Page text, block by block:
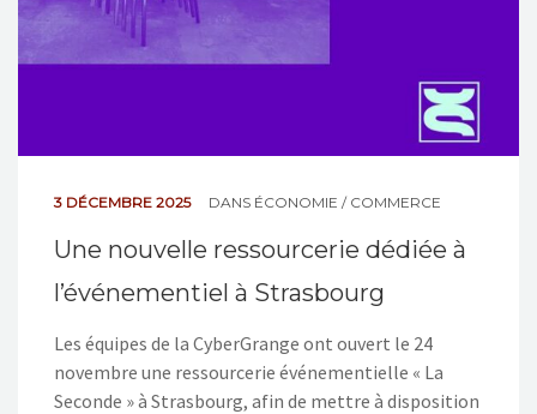
3 DÉCEMBRE 2025 DANS ÉCONOMIE / COMMERCE
Une nouvelle ressourcerie dédiée à
l’événementiel à Strasbourg
Les équipes de la CyberGrange ont ouvert le 24
novembre une ressourcerie événementielle « La
Seconde » à Strasbourg, afin de mettre à disposition